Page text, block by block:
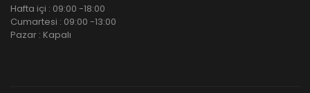
Hafta içi : 09:00 -18:00
Cumartesi : 09:00 -13:00
Pazar : Kapalı